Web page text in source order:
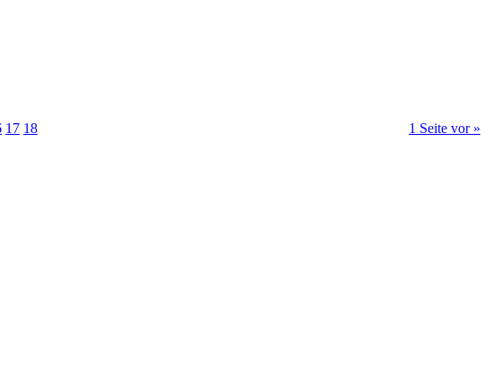
17 18 1 Seite vor »